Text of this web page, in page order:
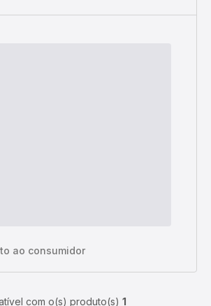
ao consumidor
com o(s) produto(s) 1